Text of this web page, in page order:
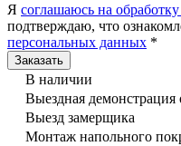
Я соглашаюсь на
подтверждаю, что
персональных данных *
В наличии
Выездная демонстрация
Выезд замерщика
Монтаж напольного